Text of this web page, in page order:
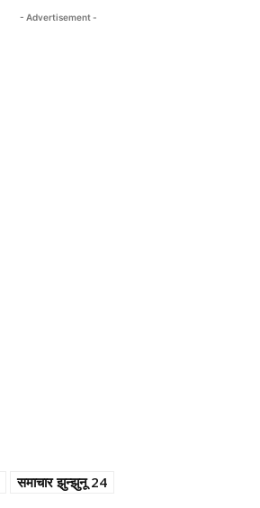
- Advertisement -
समाचार झुन्झुनू 24